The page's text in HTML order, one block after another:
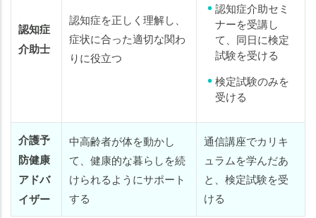
認知症
介助士
認知症を正しく理解し、
症状に合った適切な関わ
りに役立つ
認知症介助セミ
ナーを受講し
て、同日に検定
試験を受ける
検定試験のみを
受ける
介護予
防健康
アドバ
イザー
中高齢者が体を動かし
て、健康的な暮らしを続
けられるようにサポート
する
通信講座でカリキ
ュラムを学んだあ
と、検定試験を受
ける